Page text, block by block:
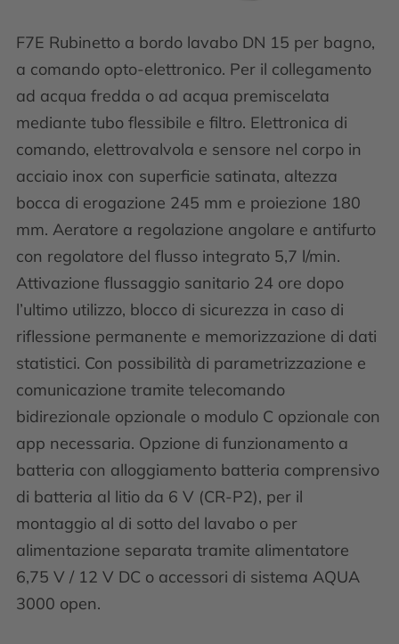
F7E Rubinetto a bordo lavabo DN 15 per bagno,
a comando opto-elettronico. Per il collegamento
ad acqua fredda o ad acqua premiscelata
mediante tubo flessibile e filtro. Elettronica di
comando, elettrovalvola e sensore nel corpo in
acciaio inox con superficie satinata, altezza
bocca di erogazione 245 mm e proiezione 180
mm. Aeratore a regolazione angolare e antifurto
con regolatore del flusso integrato 5,7 l/min.
Attivazione flussaggio sanitario 24 ore dopo
l’ultimo utilizzo, blocco di sicurezza in caso di
riflessione permanente e memorizzazione di dati
statistici. Con possibilità di parametrizzazione e
comunicazione tramite telecomando
bidirezionale opzionale o modulo C opzionale con
app necessaria. Opzione di funzionamento a
batteria con alloggiamento batteria comprensivo
di batteria al litio da 6 V (CR-P2), per il
montaggio al di sotto del lavabo o per
alimentazione separata tramite alimentatore
6,75 V / 12 V DC o accessori di sistema AQUA
3000 open.